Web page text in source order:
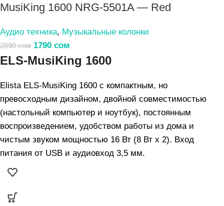
MusiKing 1600 NRG-5501A — Red
Аудио техника, Музыкальные колонки
2890сом 1790 сом
ELS-MusiKing 1600
Elista ELS-MusiKing 1600 с компактным, но
превосходным дизайном, двойной совместимостью
(настольный компьютер и ноутбук), постоянным
воспроизведением, удобством работы из дома и
чистым звуком мощностью 16 Вт (8 Вт x 2). Вход
питания от USB и аудиовход 3,5 мм.